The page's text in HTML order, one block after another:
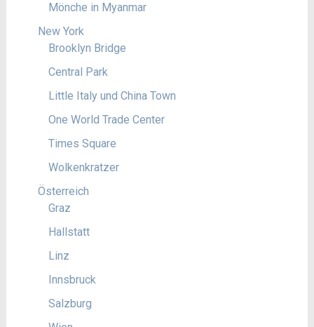
Mönche in Myanmar
New York
Brooklyn Bridge
Central Park
Little Italy und China Town
One World Trade Center
Times Square
Wolkenkratzer
Österreich
Graz
Hallstatt
Linz
Innsbruck
Salzburg